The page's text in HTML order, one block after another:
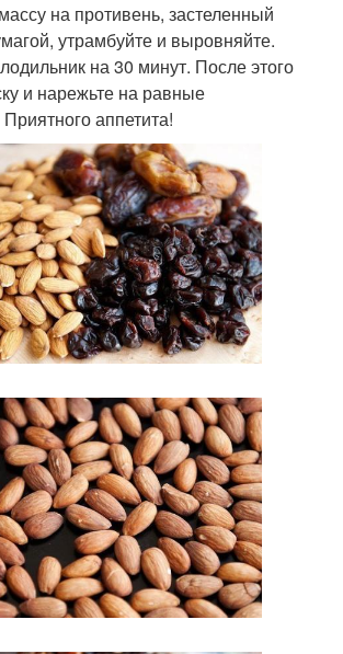
на противень, застеленный
утрамбуйте и выровняйте.
на 30 минут. После этого
и нарежьте на равные
аппетита!